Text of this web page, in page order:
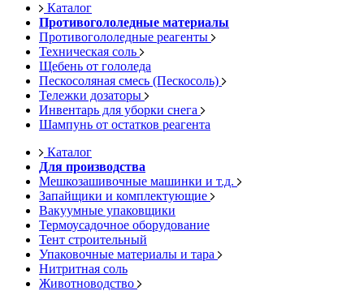
Каталог
Противогололедные материалы
Противогололедные реагенты
Техническая соль
Щебень от гололеда
Пескосоляная смесь (Пескосоль)
Тележки дозаторы
Инвентарь для уборки снега
Шампунь от остатков реагента
Каталог
Для производства
Мешкозашивочные машинки и т.д.
Запайщики и комплектующие
Вакуумные упаковщики
Термоусадочное оборудование
Тент строительный
Упаковочные материалы и тара
Нитритная соль
Животноводство